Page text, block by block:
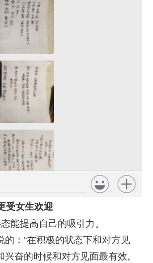
受女生欢迎
能提高自己的吸引力。
的：“在积极的状态下和对方见
奋的时候和对方见面最有效。